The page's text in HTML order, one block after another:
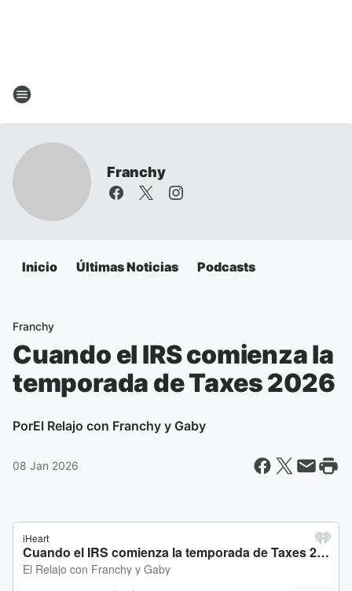
Franchy
Inicio Últimas Noticias Podcasts
Franchy
Cuando el IRS comienza la
temporada de Taxes 2026
PorEl Relajo con Franchy y Gaby
08 Jan 2026